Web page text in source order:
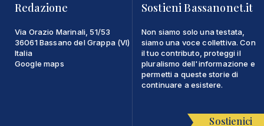
Redazione
Via Orazio Marinali, 51/53
36061 Bassano del Grappa (VI)
Italia
Google maps
Sostieni Bassanonet.it
Non siamo solo una testata,
siamo una voce collettiva. Con
il tuo contributo, proteggi il
pluralismo dell'informazione e
permetti a queste storie di
continuare a esistere.
Sostienici